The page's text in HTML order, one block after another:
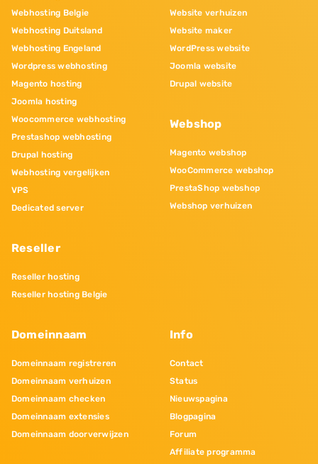
Webhosting Belgie
Webhosting Duitsland
Webhosting Engeland
Wordpress webhosting
Magento hosting
Joomla hosting
Woocommerce webhosting
Prestashop webhosting
Drupal hosting
Webhosting vergelijken
VPS
Dedicated server
Reseller
Reseller hosting
Reseller hosting Belgie
Website verhuizen
Website maker
WordPress website
Joomla website
Drupal website
Webshop
Magento webshop
WooCommerce webshop
PrestaShop webshop
Webshop verhuizen
Domeinnaam
Domeinnaam registreren
Domeinnaam verhuizen
Domeinnaam checken
Domeinnaam extensies
Domeinnaam doorverwijzen
Info
Contact
Status
Nieuwspagina
Blogpagina
Forum
Affiliate programma